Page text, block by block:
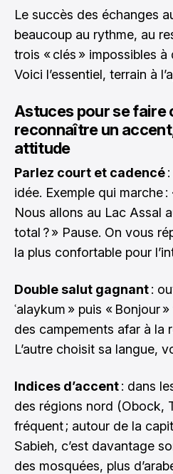
Le succès des échanges
beaucoup au rythme, au
trois « clés » impossibles à
Voici l’essentiel, terrain à
Astuces pour se faire
reconnaître un
attitude
Parlez court et cadencé
idée. Exemple qui marche :
Nous allons au Lac Assal
total ? » Pause. On vous
la plus confortable pour
Double salut gagnant:
ʿalaykum » puis « Bonjour
des campements afar à la
L’autre choisit sa langue,
Indices d’accent: dans
des régions nord (Obock,
fréquent ; autour de la
Sabieh, c’est davantage
des mosquées, plus